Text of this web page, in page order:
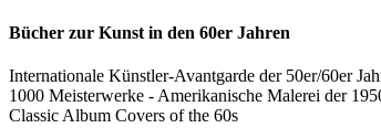
Bücher zur Kunst in den 60er Jahren
Internationale Künstler-Avantgarde der 50er/60er
1000 Meisterwerke - Amerikanische Malerei der
Classic Album Covers of the 60s